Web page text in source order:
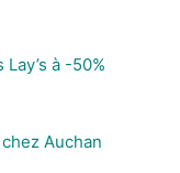
à -50%
Auchan